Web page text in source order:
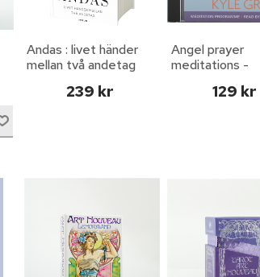
Andas : livet händer
mellan två andetag
239 kr
Angel prayer
meditations -
harnessing the
heaven to129 kr